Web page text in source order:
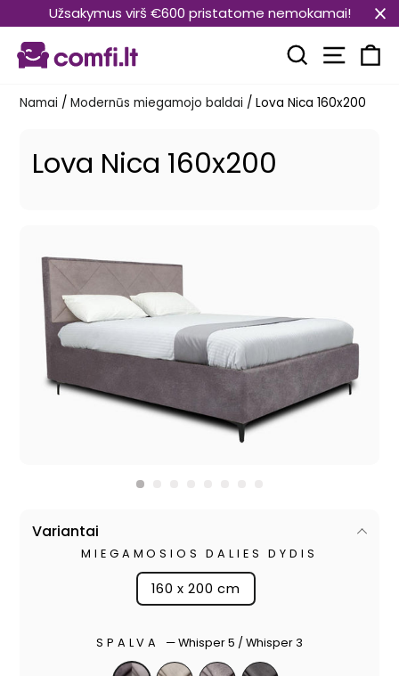
prie
turinio
Užsakymus virš €600 pristatome nemokamai!
Paieška
Namai / Modernūs miegamojo baldai / Lova Nica 160x200
Lova Nica 160x200
Variantai
MIEGAMOSIOS DALIES DYDIS
160 x 200 cm
SPALVA —Whisper 5 / Whisper 3